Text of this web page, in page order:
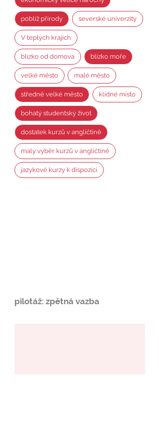
poblíž přírody severské univerzity
V teplých krajích
blízko od domova blízko moře
velké město malé město
středně velké město klidné místo
bohatý studentský život
dostatek kurzů v angličtině
malý výběr kurzů v angličtině
jazykové kurzy k dispozici
pilotáž: zpětná vazba